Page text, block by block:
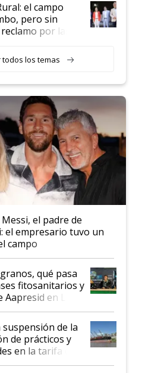
el campo
pero sin
por las
todos los temas
el padre de
el empresario tuvo un
campo
qué pasa
fitosanitarios y
en La
suspensión de la
de prácticos y
en la tarifa de